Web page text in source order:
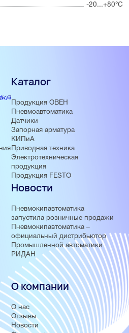
-20...+80°С
Каталог
Продукция ОВЕН
Пневмоавтоматика
Датчики
Запорная арматура
КИПиА
Приводная техника
Электротехническая
продукция
Продукция FESTO
Новости
Пневмокипавтоматика
запустила розничные продажи
Пневмокипавтоматика –
официальный дистрибьютор
Промышленной автоматики
РИДАН
О компании
О нас
Отзывы
Новости